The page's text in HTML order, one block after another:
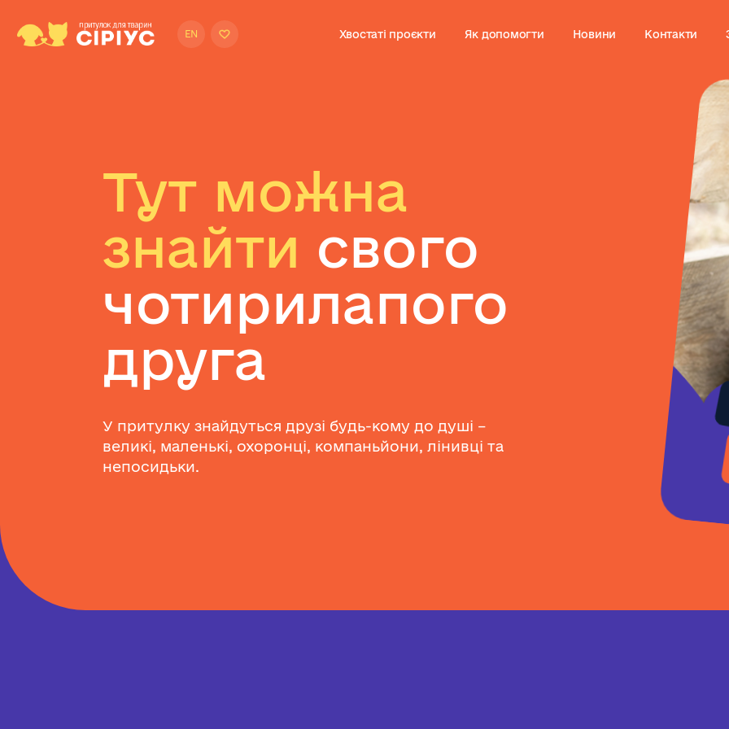
EN Хвостаті проєкти Як допомогти Новини Контакти
Тут можна
знайти свого
чотирилапого
друга
У притулку знайдуться друзі будь-кому до душі –
великі, маленькі, охоронці, компаньйони, лінивці та
непосидьки.